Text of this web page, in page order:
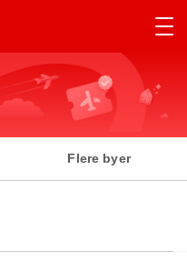
Flere byer